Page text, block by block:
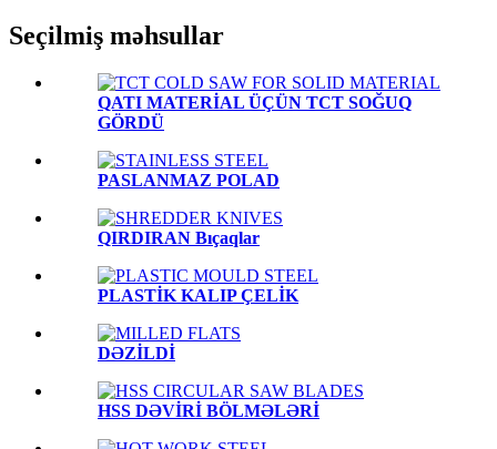
Seçilmiş məhsullar
QATI MATERİAL ÜÇÜN TCT SOĞUQ
GÖRDÜ
PASLANMAZ POLAD
QIRDIRAN Bıçaqlar
PLASTİK KALIP ÇELİK
DƏZİLDİ
HSS DƏVİRİ BÖLMƏLƏRİ